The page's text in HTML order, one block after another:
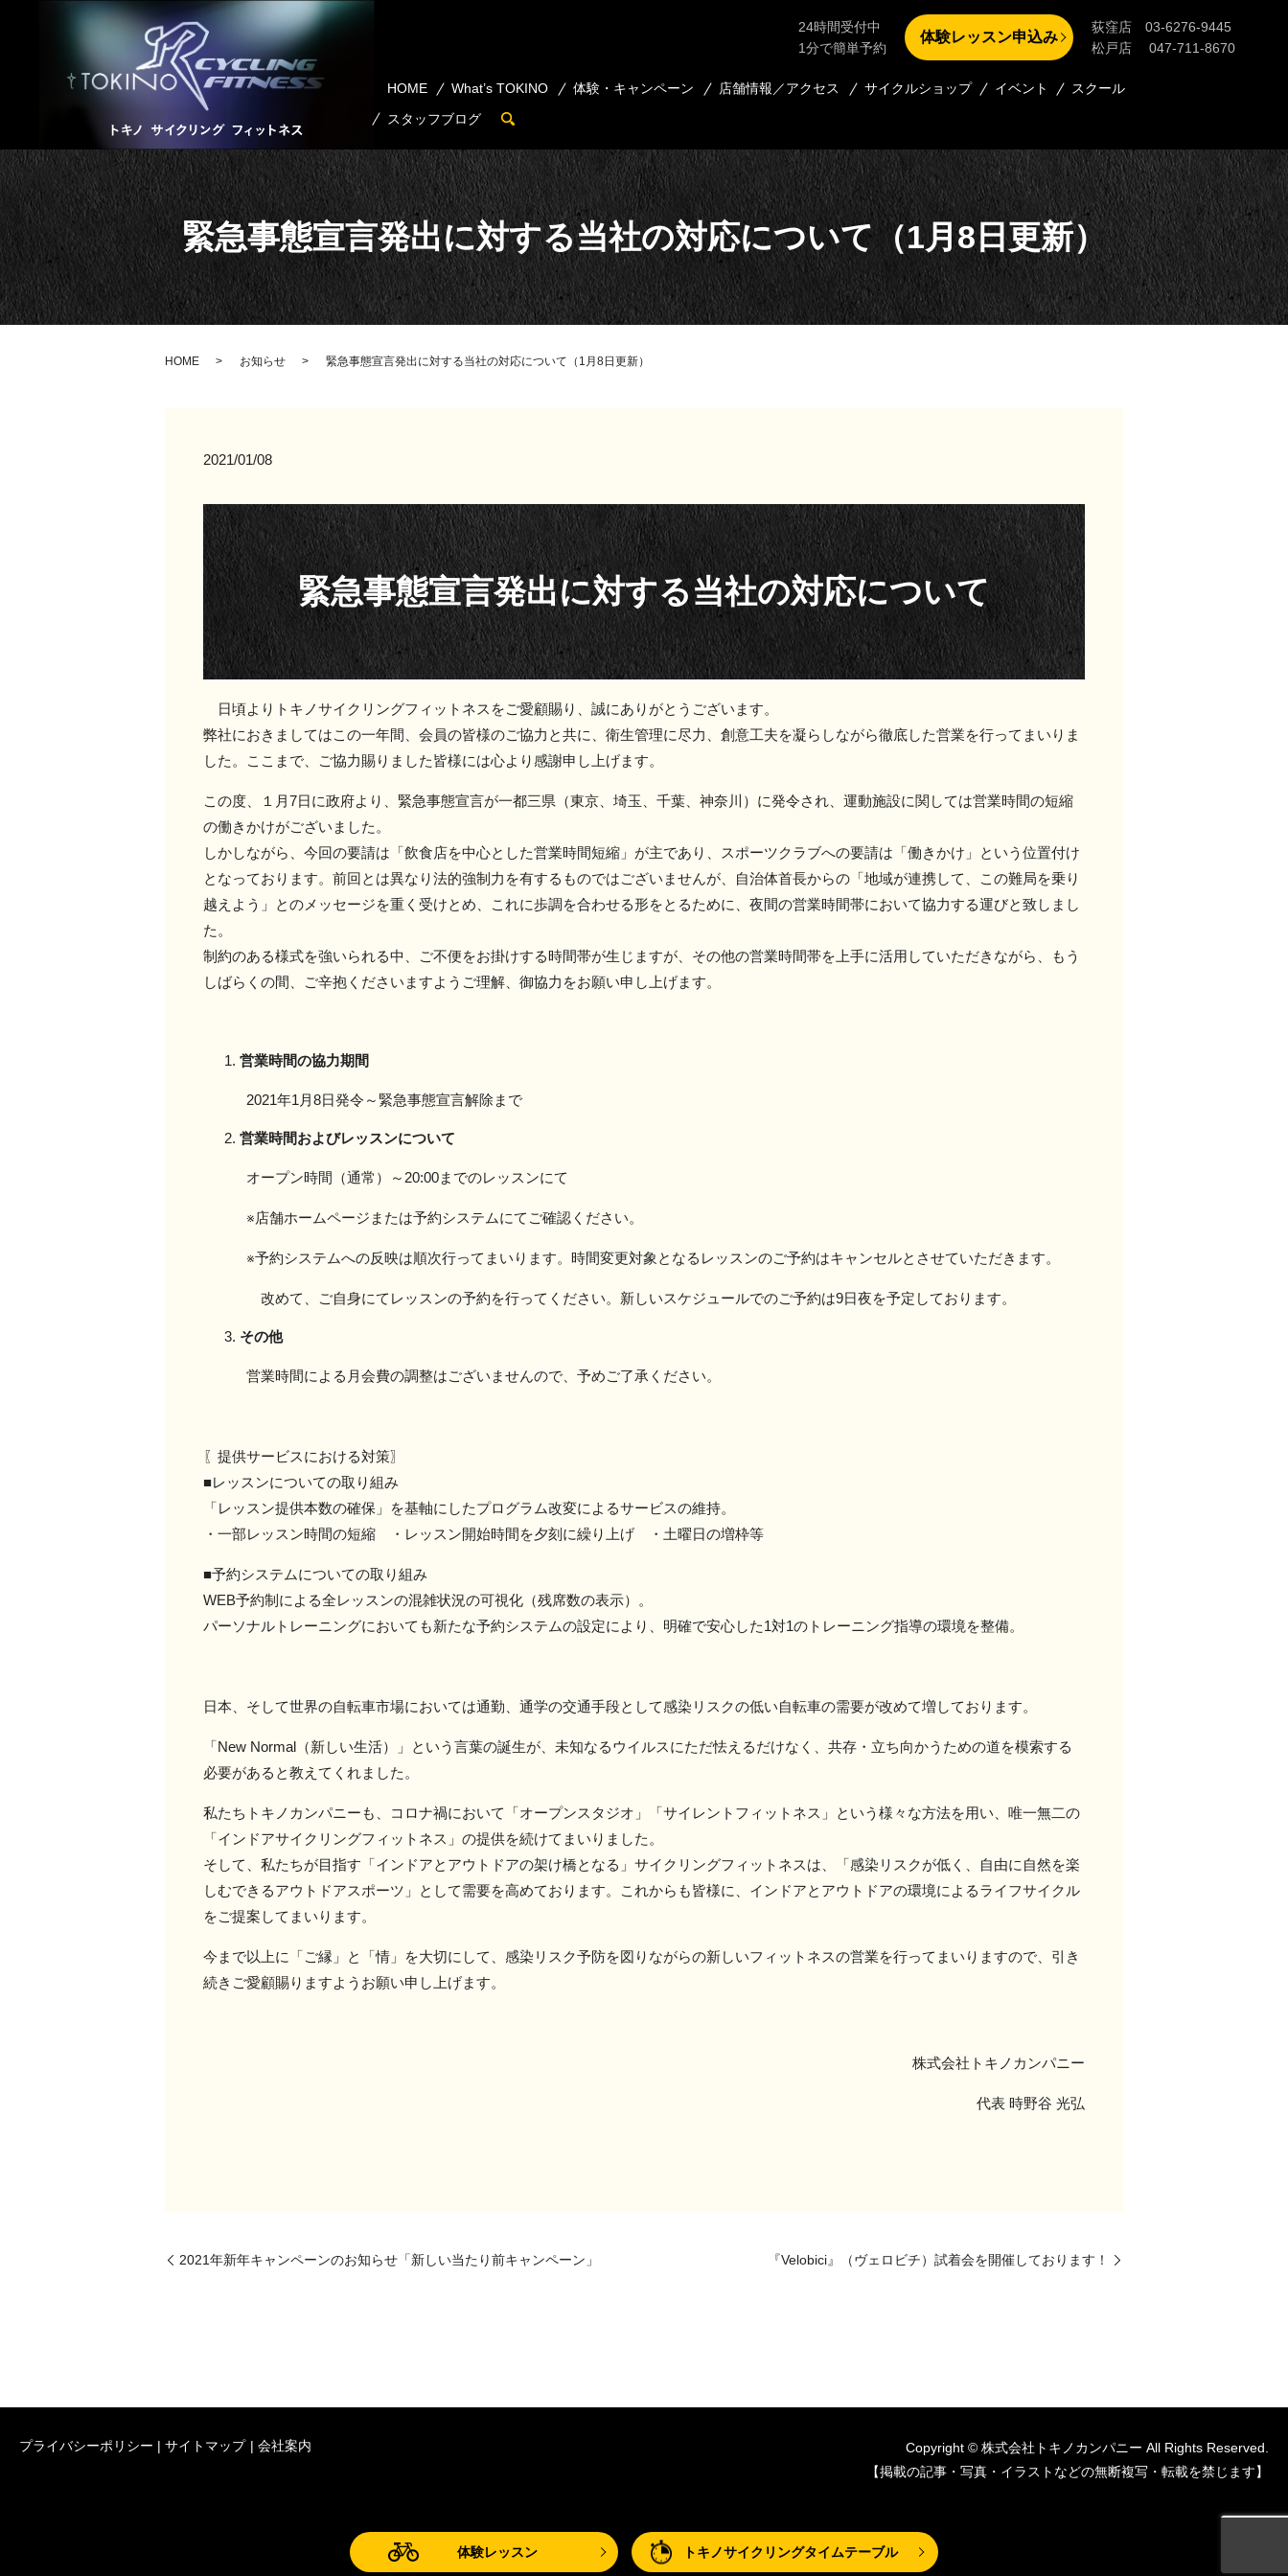
HOME What’s TOKINO 体験・キャンペーン 店舗情報／アクセス サイクルショップ イベント
スクール
スタッフブログ
search
24時間受付中
1分で簡単予約
体験レッスン申込み
荻窪店 03-6276-9445
松戸店 047-711-8670
緊急事態宣言発出に対する当社の対応について（1月8日更新）
HOME お知らせ 緊急事態宣言発出に対する当社の対応について（1月8日更新）
2021/01/08
緊急事態宣言発出に対する当社の対応について
日頃よりトキノサイクリングフィットネスをご愛顧賜り、誠にありがとうございます。
弊社におきましてはこの一年間、会員の皆様のご協力と共に、衛生管理に尽力、創意工夫を凝らしながら徹底した営業を行ってまいりま
した。ここまで、ご協力賜りました皆様には心より感謝申し上げます。
この度、１月7日に政府より、緊急事態宣言が一都三県（東京、埼玉、千葉、神奈川）に発令され、運動施設に関しては営業時間の短縮
の働きかけがございました。
しかしながら、今回の要請は「飲食店を中心とした営業時間短縮」が主であり、スポーツクラブへの要請は「働きかけ」という位置付け
となっております。前回とは異なり法的強制力を有するものではございませんが、自治体首長からの「地域が連携して、この難局を乗り
越えよう」とのメッセージを重く受けとめ、これに歩調を合わせる形をとるために、夜間の営業時間帯において協力する運びと致しまし
た。
制約のある様式を強いられる中、ご不便をお掛けする時間帯が生じますが、その他の営業時間帯を上手に活用していただきながら、もう
しばらくの間、ご辛抱くださいますようご理解、御協力をお願い申し上げます。
営業時間の協力期間
2021年1 月8日発令～緊急事態宣言解除まで
営業時間およびレッスンについて
オープン時間（通常）～ 20:00までのレッスンにて
※店舗ホームページまたは予約システムにてご確認ください。
※予約システムへの反映は順次行ってまいります。時間変更対象となるレッスンのご予約はキャンセルとさせていただきます。
改めて、ご自身にてレッスンの予約を行ってください。新しいスケジュールでのご予約は9日夜を予定しております。
その他
営業時間による月会費の調整はございませんので、予めご了承ください。
〖提供サービスにおける対策〗
■レッスンについての取り組み
「レッスン提供本数の確保」を基軸にしたプログラム改変によるサービスの維持。
・一部レッスン時間の短縮 ・レッスン開始時間を夕刻に繰り上げ ・土曜日の増枠等
■予約システムについての取り組み
WEB予約制による全レッスンの混雑状況の可視化（残席数の表示）。
パーソナルトレーニングにおいても新たな予約システムの設定により、明確で安心した1対1のトレーニング指導の環境を整備。
日本、そして世界の自転車市場においては通勤、通学の交通手段として感染リスクの低い自転車の需要が改めて増しております。
「New Normal（新しい生活）」という言葉の誕生が、未知なるウイルスにただ怯えるだけなく、共存・立ち向かうための道を模索する
必要があると教えてくれました。
私たちトキノカンパニーも、コロナ禍において「オープンスタジオ」「サイレントフィットネス」という様々な方法を用い、唯一無二の
「インドアサイクリングフィットネス」の提供を続けてまいりました。
そして、私たちが目指す「インドアとアウトドアの架け橋となる」サイクリングフィットネスは、「感染リスクが低く、自由に自然を楽
しむできるアウトドアスポーツ」として需要を高めております。これからも皆様に、インドアとアウトドアの環境によるライフサイクル
をご提案してまいります。
今まで以上に「ご縁」と「情」を大切にして、感染リスク予防を図りながらの新しいフィットネスの営業を行ってまいりますので、引き
続きご愛顧賜りますようお願い申し上げます。
株式会社トキノカンパニー
代表 時野谷 光弘
2021年新年キャンペーンのお知らせ「新しい当たり前キャンペーン」 『Velobici』（ヴェロビチ）試着会を開催しております！
プライバシーポリシー サイトマップ 会社案内
Copyright © 株式会社トキノカンパニー All Rights Reserved.
【掲載の記事・写真・イラストなどの無断複写・転載を禁じます】
体験レッスン トキノサイクリングタイムテーブル